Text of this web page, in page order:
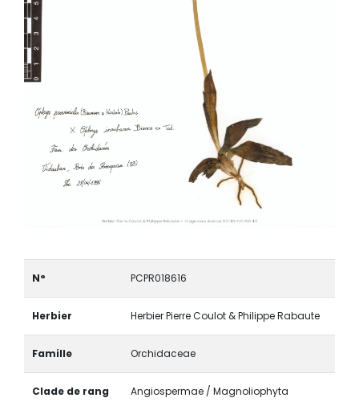
N° PCPR018616
Herbier Herbier Pierre Coulot & Philippe Rabaute
Famille Orchidaceae
Clade de rang
Angiospermae / Magnoliophyta